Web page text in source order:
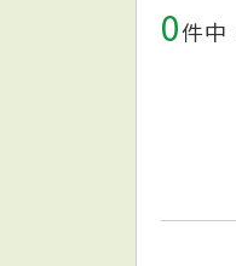
0件中